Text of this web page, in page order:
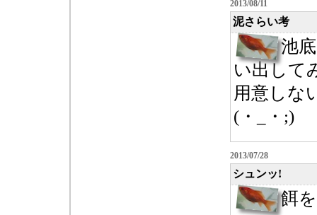
2013/08/11
泥さらい考
池
い出して
用意しな
(・_・;)
2013/07/28
シュンッ!
餌